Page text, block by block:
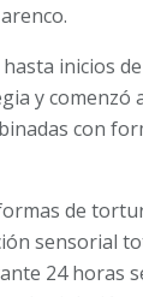
inicios
y comenzó
con
de
sensorial
24 horas